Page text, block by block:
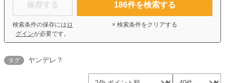
保存する
検索条件の保存には ロ
グインが必要です。
186件を検索する
× 検索条件をクリアする
タグ ヤンデレ？